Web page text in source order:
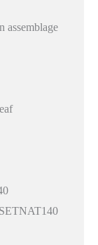
assemblage